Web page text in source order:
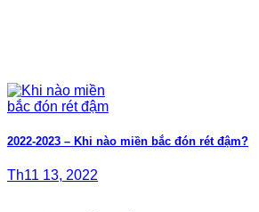
2022-2023 – Khi nào miền bắc đón rét đậm?
Th11 13, 2022